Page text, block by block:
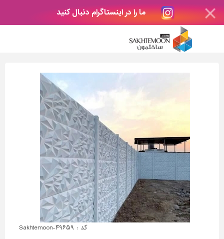
ما را در اینستاگرام دنبال کنید
کد : Sakhtemoon-۴۹۶۵۹